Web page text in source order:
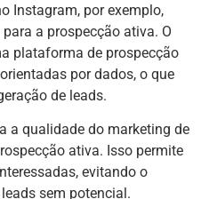
Instagram, por exemplo,
a prospecção ativa. O
plataforma de prospecção
por dados, o que
de leads.
a qualidade do marketing de
ativa. Isso permite
evitando o
sem potencial.